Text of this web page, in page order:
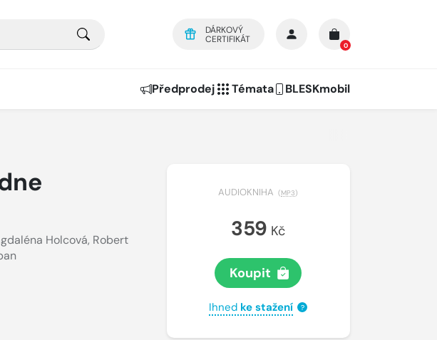
DÁRKOVÝ
CERTIFIKÁT
0
Předprodej Témata BLESKmobil
Holcová, Robert
AUDIOKNIHA (MP3)
359 Kč
Koupit
Ihned ke stažení ?